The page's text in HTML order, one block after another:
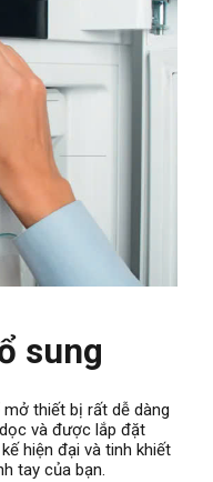
sung
thiết bị rất dễ dàng
và được lắp đặt
hiện đại và tinh khiết
tay của bạn.